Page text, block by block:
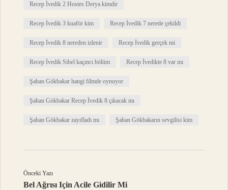
Recep İvedik 2 Hostes Derya kimdir
Recep İvedik 3 kuaför kim Recep İvedik 7 nerede çekildi
Recep İvedik 8 nereden izlenir Recep İvedik gerçek mi
Recep İvedik Sibel kaçıncı bölüm Recep İvedikte 8 var mı
Şahan Gökbakar hangi filmde oynuyor
Şahan Gökbakar Recep İvedik 8 çıkacak mı
Şahan Gökbakar zayıfladı mı Şahan Gökbakarın sevgilisi kim
Önceki Yazı
Bel Ağrısı Için Acile Gidilir Mi